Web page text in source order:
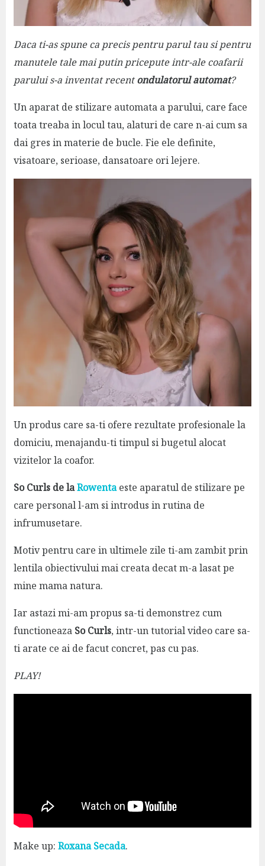
Daca ti-as spune ca precis pentru parul tau si pentru
manutele tale mai putin pricepute intr-ale coafarii
parului s-a inventat recentondulatorul automat?
Un aparat de stilizare automata a parului, care face
toata treaba in locul tau, alaturi de care n-ai cum sa
dai gres in materie de bucle. Fie ele definite,
visatoare, serioase, dansatoare ori lejere.
Un produs care sa-ti ofere rezultate profesionale la
domiciu, menajandu-ti timpul si bugetul alocat
vizitelor la coafor.
So Curls de laRowentaeste aparatul de stilizare pe
care personal l-am si introdus in rutina de
infrumusetare.
Motiv pentru care in ultimele zile ti-am zambit prin
lentila obiectivului mai creata decat m-a lasat pe
mine mama natura.
Iar astazi mi-am propus sa-ti demonstrez cum
functioneaza So Curls, intr-un tutorial video care sa-
ti arate ce ai de facut concret, pas cu pas.
PLAY!
Make up: Roxana Secada.